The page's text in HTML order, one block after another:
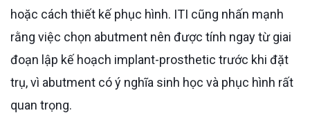
hoặc cách thiết kế phục hình. ITI cũng nhấn mạnh
rằng việc chọn abutment nên được tính ngay từ giai
đoạn lập kế hoạch implant-prosthetic trước khi đặt
trụ, vì abutment có ý nghĩa sinh học và phục hình rất
quan trọng.